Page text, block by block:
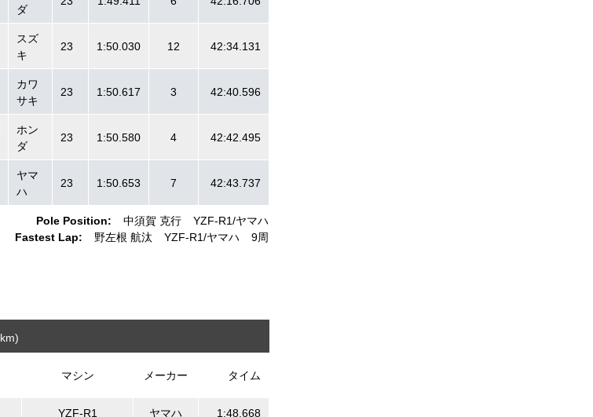
Pole Position: 中須賀 克行 YZF-R1 ヤマハ
Fastest Lap:
野左根 航汰 YZF-R1 ヤマハ 9周
ダ
スズ
キ
23 1:50.030 12 42:34.131
カワ
サキ
23 1:50.617 3 42:40.596
ホン
ダ
23 1:50.580 4 42:42.495
ヤマ
ハ
23 1:50.653 7 42:43.737
km)
マシン メーカー タイム
YZF-R1 ヤマハ 1:48.668